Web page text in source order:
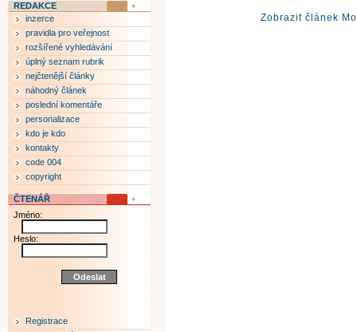
Zobrazit článek
REDAKCE
inzerce
pravidla pro veřejnost
rozšířené vyhledávání
úplný seznam rubrik
nejčtenější články
náhodný článek
poslední komentáře
personalizace
kdo je kdo
kontakty
code 004
copyright
ČTENÁŘ
Jméno:
Heslo:
Registrace